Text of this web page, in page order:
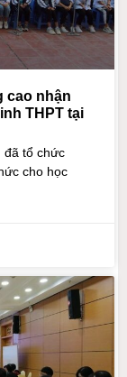
cao nhận
THPT tại
đã tổ chức
cho học